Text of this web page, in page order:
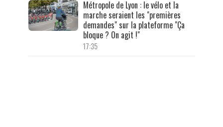
Métropole de Lyon : le vélo et la
marche seraient les "premières
demandes" sur la plateforme "Ça
bloque ? On agit !"
17:35